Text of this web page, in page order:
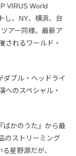
VIRUS World
し、NY、横浜、台
アー同様、最新ア
されるワールド・
ダブル・ヘッドライ
へのスペシャル・
ばかのうた』から最
のストリーミング
星野源だが、